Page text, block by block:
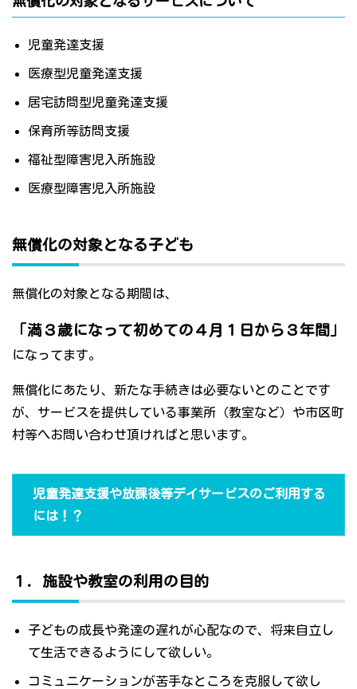
児童発達支援
医療型児童発達支援
居宅訪問型児童発達支援
保育所等訪問支援
福祉型障害児入所施設
医療型障害児入所施設
無償化の対象となる子ども
無償化の対象となる期間は、
「満３歳になって初めての４月１日から３年間」
になってます。
無償化にあたり、新たな手続きは必要ないとのことです
が、サービスを提供している事業所（教室など）や市区町
村等へお問い合わせ頂ければと思います。
児童発達支援や放課後等デイサービスのご利用する
には！？
１．施設や教室の利用の目的
子どもの成長や発達の遅れが心配なので、将来自立し
て生活できるようにして欲しい。
コミュニケーションが苦手なところを克服して欲し